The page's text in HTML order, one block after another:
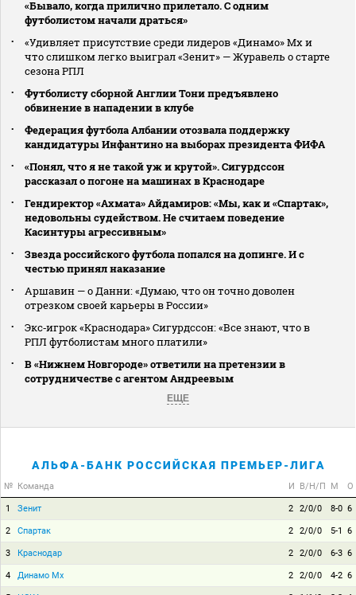
«Бывало, когда прилично прилетало. С одним
футболистом начали драться»
«Удивляет присутствие среди лидеров «Динамо» Мх и
что слишком легко выиграл «Зенит» — Журавель о старте
сезона РПЛ
Футболисту сборной Англии Тони предъявлено
обвинение в нападении в клубе
Федерация футбола Албании отозвала поддержку
кандидатуры Инфантино на выборах президента ФИФА
«Понял, что я не такой уж и крутой». Сигурдссон
рассказал о погоне на машинах в Краснодаре
Гендиректор «Ахмата» Айдамиров: «Мы, как и «Спартак»,
недовольны судейством. Не считаем поведение
Касинтуры агрессивным»
Звезда российского футбола попался на допинге. И с
честью принял наказание
Аршавин — о Данни: «Думаю, что он точно доволен
отрезком своей карьеры в России»
Экс‑игрок «Краснодара» Сигурдссон: «Все знают, что в
РПЛ футболистам много платили»
В «Нижнем Новгороде» ответили на претензии в
сотрудничестве с агентом Андреевым
ЕЩЕ
АЛЬФА-БАНК РОССИЙСКАЯ ПРЕМЬЕР-ЛИГА
№ Команда И В/Н/П М О
1 Зенит 2 2/0/0 8-0 6
2 Спартак 2 2/0/0 5-1 6
3 Краснодар 2 2/0/0 6-3 6
4 Динамо Мх 2 2/0/0 4-2 6